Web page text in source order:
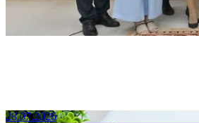
28.07.2026